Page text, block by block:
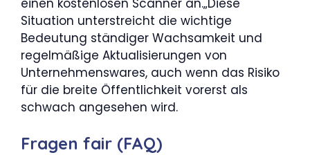
Situation unterstreicht die wichtige
Bedeutung ständiger Wachsamkeit und
regelmäßige Aktualisierungen von
Unternehmenswares, auch wenn das Risiko
für die breite Öffentlichkeit vorerst als
schwach angesehen wird.
Fragen fair (FAQ)